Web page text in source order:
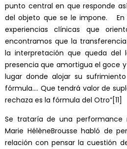
punto central en que responde
del objeto que se le impone. En
experiencias clínicas que
encontramos que la
la interpretación que queda del
presencia que amortigua el goce
lugar donde alojar su
fórmula…. Que tendrá valor de
rechaza es la fórmula del Otro”[11]
Se trataría de una performance
Marie HélèneBrousse habló de
relación con pensar la cuestión